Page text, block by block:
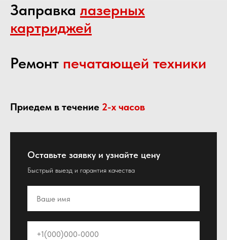
Заправка лазерных
картриджей
Ремонт печатающей техники
Приедем в течение 2-х часов
Оставьте заявку и узнайте цену
Быстрый выезд и гарантия качества